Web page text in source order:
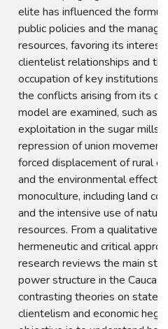
elite has influenced the
public policies and the
resources, favoring its
clientelist relationships and
occupation of key institutions.
the conflicts arising from its
model are examined, such as
exploitation in the sugar mills,
repression of union
forced displacement of rural
and the environmental effects
monoculture, including land
and the intensive use of
resources. From a qualitative,
hermeneutic and critical
research reviews the main
power structure in the Cauca
contrasting theories on state
clientelism and economic